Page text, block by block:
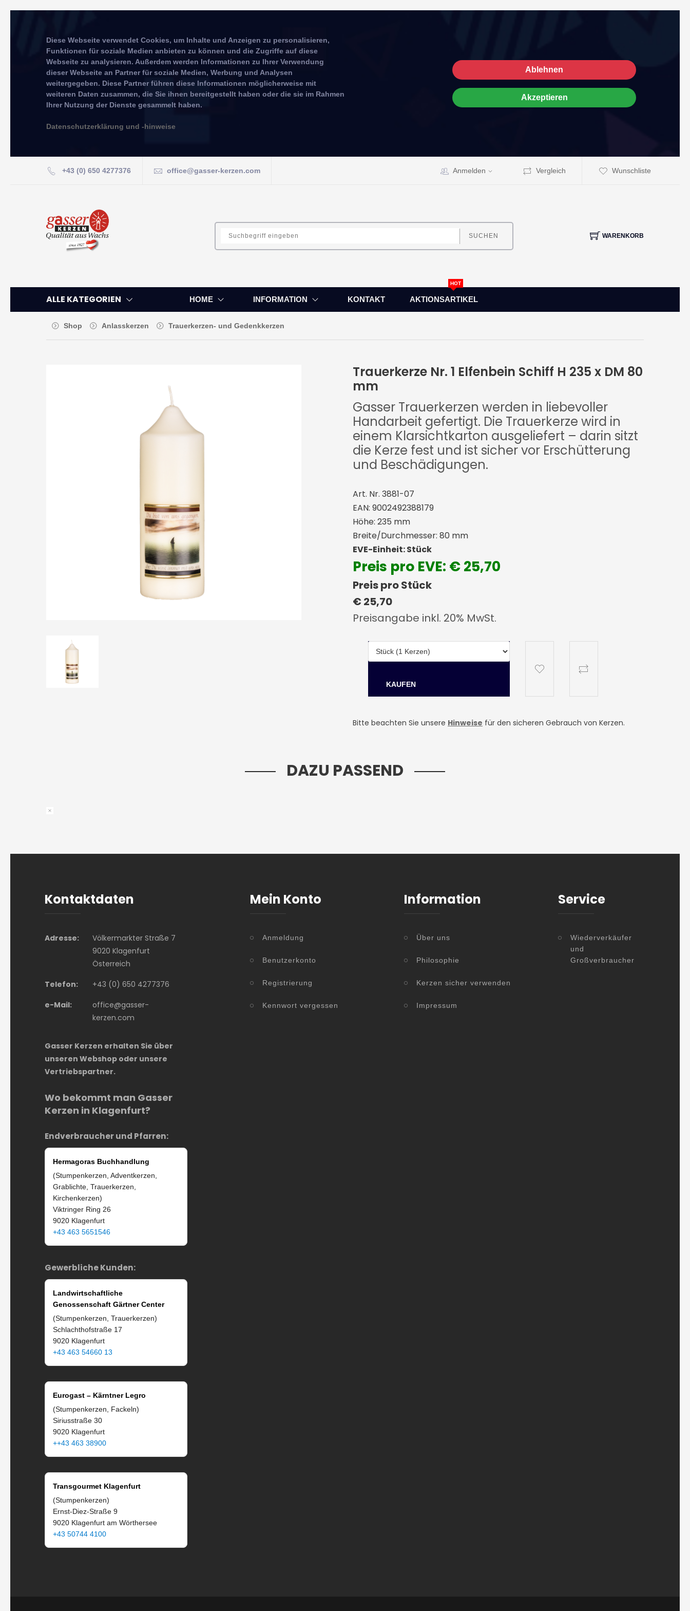
Diese Webseite verwendet Cookies, um Inhalte und Anzeigen zu personalisieren,
Funktionen für soziale Medien anbieten zu können und die Zugriffe auf diese
Webseite zu analysieren. Außerdem werden Informationen zu Ihrer Verwendung
dieser Webseite an Partner für soziale Medien, Werbung und Analysen
weitergegeben. Diese Partner führen diese Informationen möglicherweise mit
weiteren Daten zusammen, die Sie ihnen bereitgestellt haben oder die sie im Rahmen
Ihrer Nutzung der Dienste gesammelt haben.
Datenschutzerklärung und -hinweise
Ablehnen
Akzeptieren
+43 (0) 650 4277376 office@gasser-kerzen.com Anmelden Vergleich Wunschliste
SUCHEN WARENKORB
ALLE KATEGORIEN HOME INFORMATION KONTAKT AKTIONSARTIKEL
HOT
Shop Anlasskerzen Trauerkerzen- und Gedenkkerzen
Trauerkerze Nr. 1 Elfenbein Schiff H 235 x DM 80
mm
Gasser Trauerkerzen werden in liebevoller
Handarbeit gefertigt. Die Trauerkerze wird in
einem Klarsichtkarton ausgeliefert – darin sitzt
die Kerze fest und ist sicher vor Erschütterung
und Beschädigungen.
Art. Nr. 3881-07
EAN: 9002492388179
Höhe: 235 mm
Breite/Durchmesser: 80 mm
EVE-Einheit: Stück
Preis pro EVE: € 25,70
Preis pro Stück
€ 25,70
Preisangabe inkl. 20% MwSt.
Bitte beachten Sie unsere Hinweise für den sicheren Gebrauch von Kerzen.
DAZU PASSEND
Kontaktdaten
Adresse:
Völkermarkter Straße 7
9020 Klagenfurt
Österreich
Telefon:
+43 (0) 650 4277376
e-Mail:
office@gasser-
kerzen.com
Gasser Kerzen erhalten Sie über
unseren Webshop oder unsere
Vertriebspartner.
Wo bekommt man Gasser
Kerzen in Klagenfurt?
Endverbraucher und Pfarren:
Hermagoras Buchhandlung
(Stumpenkerzen, Adventkerzen,
Grablichte, Trauerkerzen,
Kirchenkerzen)
Viktringer Ring 26
9020 Klagenfurt
+43 463 5651546
Gewerbliche Kunden:
Landwirtschaftliche
Genossenschaft Gärtner Center
(Stumpenkerzen, Trauerkerzen)
Schlachthofstraße 17
9020 Klagenfurt
+43 463 54660 13
Eurogast – Kärntner Legro
(Stumpenkerzen, Fackeln)
Siriusstraße 30
9020 Klagenfurt
++43 463 38900
Transgourmet Klagenfurt
(Stumpenkerzen)
Ernst-Diez-Straße 9
9020 Klagenfurt am Wörthersee
+43 50744 4100
Mein Konto
Anmeldung
Benutzerkonto
Registrierung
Kennwort vergessen
Information
Über uns
Philosophie
Kerzen sicher verwenden
Impressum
Service
Wiederverkäufer
und
Großverbraucher